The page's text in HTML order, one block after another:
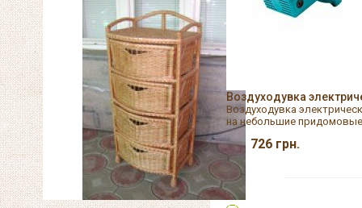
Воздуходувка
Воздуходувка
на небольшие придомовые
726 грн.